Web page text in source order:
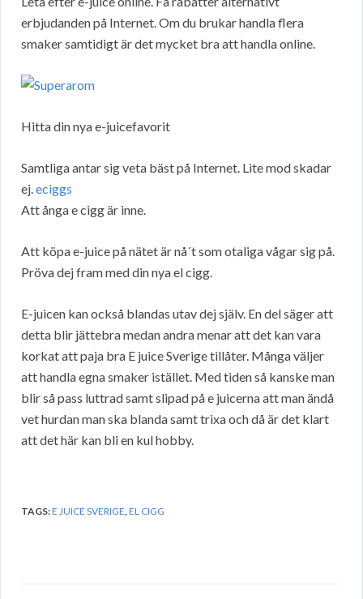
erbjudanden på Internet. Om du brukar handla flera
smaker samtidigt är det mycket bra att handla online.
Hitta din nya e-juicefavorit
Samtliga antar sig veta bäst på Internet. Lite mod skadar
ej.eciggs
Att ånga e cigg är inne.
Att köpa e-juice på nätet är nå´t som otaliga vågar sig på.
Pröva dej fram med din nya el cigg.
E-juicen kan också blandas utav dej själv. En del säger att
detta blir jättebra medan andra menar att det kan vara
korkat att paja bra E juice Sverige tillåter. Många väljer
att handla egna smaker istället. Med tiden så kanske man
blir så pass luttrad samt slipad på e juicerna att man ändå
vet hurdan man ska blanda samt trixa och då är det klart
att det här kan bli en kul hobby.
TAGS:E JUICE SVERIGE,EL CIGG